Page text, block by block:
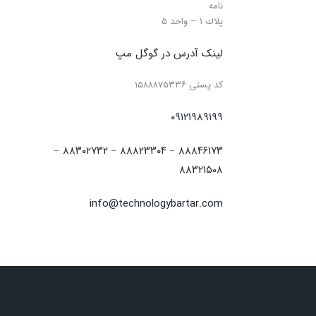
نامه
پلاك ۱ – واحد ۵
لینک آدرس در گوگل مپ
كد پستی ۱۵۸۸۸۷۵۳۳۶
۰۹۱۲۱۹۸۹۱۹۹
۸۸۸۴۶۱۷۳ – ۸۸۸۲۳۳۰۴ – ۸۸۳۰۲۷۳۲ –
۸۸۳۲۱۵۰۸
info@technologybartar.com